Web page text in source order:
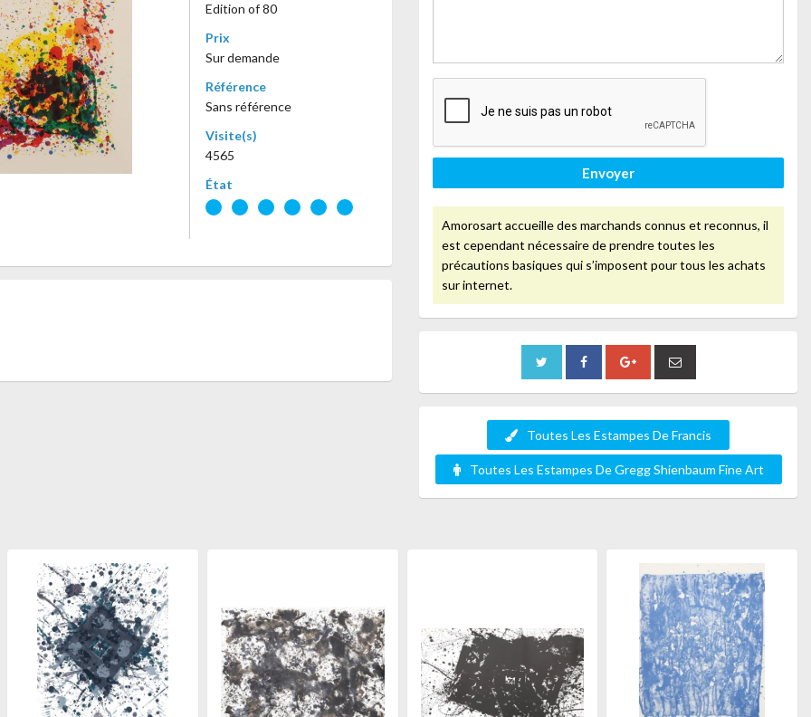
Edition of 80
Prix
Sur demande
Référence
Sans référence
Visite(s)
4565
État
Envoyer
Amorosart accueille des marchands connus et reconnus, il
est cependant nécessaire de prendre toutes les
précautions basiques qui s’imposent pour tous les achats
sur internet.
Toutes Les Estampes De Francis
Toutes Les Estampes De Gregg Shienbaum Fine Art